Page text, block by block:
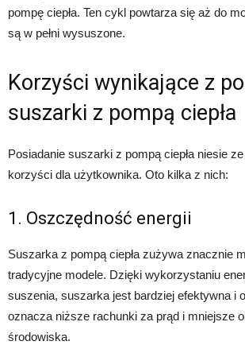
pompę ciepła. Ten cykl powtarza się aż do
są w pełni wysuszone.
Korzyści wynikające z
suszarki z pompą ciepła
Posiadanie suszarki z pompą ciepła niesie
korzyści dla użytkownika. Oto kilka z nich:
1. Oszczędność energii
Suszarka z pompą ciepła zużywa znacznie
tradycyjne modele. Dzięki wykorzystaniu
suszenia, suszarka jest bardziej efektywna i
oznacza niższe rachunki za prąd i mniejsze
środowiska.